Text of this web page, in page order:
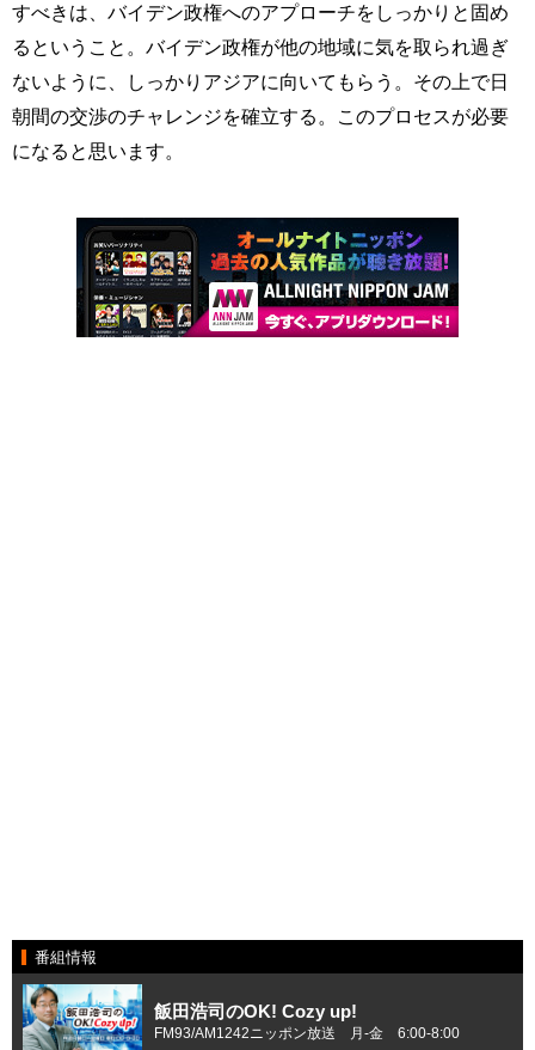
すべきは、バイデン政権へのアプローチをしっかりと固め
るということ。バイデン政権が他の地域に気を取られ過ぎ
ないように、しっかりアジアに向いてもらう。その上で日
朝間の交渉のチャレンジを確立する。このプロセスが必要
になると思います。
番組情報
飯田浩司のOK! Cozy up!
FM93/AM1242ニッポン放送 月-金 6:00-8:00